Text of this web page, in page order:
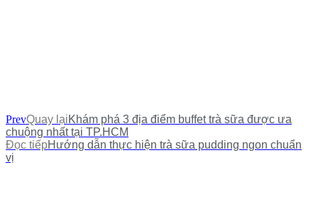
PrevQuay lạiKhám phá 3 địa điểm buffet trà sữa được ưa
chuộng nhất tại TP.HCM
Đọc tiếpHướng dẫn thực hiện trà sữa pudding ngon chuẩn
vị